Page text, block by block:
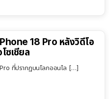
18 Pro หลังวิดีโอ
ซเชียล
ที่ปรากฏบนโลกออนไล […]